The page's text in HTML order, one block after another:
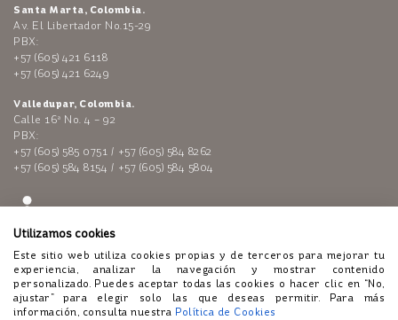
Santa Marta, Colombia.
Av. El Libertador No.15-29
PBX:
+57 (605) 421 6118
+57 (605) 421 6249
Valledupar, Colombia.
Calle 16ª No. 4 – 92
PBX:
+57 (605) 585 0751 / +57 (605) 584 8262
+57 (605) 584 8154 / +57 (605) 584 5804
Enlaces de interés: Polí­tica de tratamiento de datos personales
Utilizamos cookies
Este sitio web utiliza cookies propias y de terceros para mejorar tu
experiencia, analizar la navegación y mostrar contenido
personalizado. Puedes aceptar todas las cookies o hacer clic en “No,
ajustar” para elegir solo las que deseas permitir. Para más
información, consulta nuestra Política de Cookies